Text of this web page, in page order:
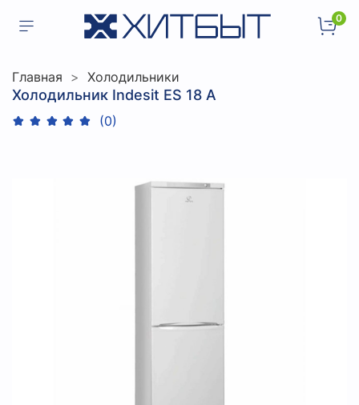
0
Главная Холодильники
Холодильник Indesit ES 18 A
(0)